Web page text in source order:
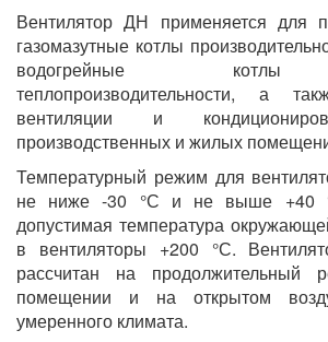
Вентилятор ДН применяется для
газомазутные котлы
водогрейные котлы
теплопроизводительности, а
вентиляции и
производственных и жилых
Температурный режим для
не ниже -30 °С и не выше +40
допустимая температура
в вентиляторы +200 °С.
рассчитан на
помещении и на открытом
умеренного климата.